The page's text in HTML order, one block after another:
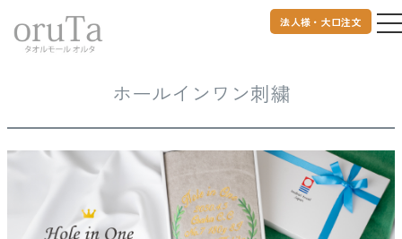
法人様・大口注文
トップページ ホールインワン刺繍
ホールインワン刺繍